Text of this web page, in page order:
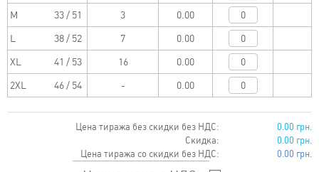
M 33 / 51 0.00
L 38 / 52 0.00
XL 41 / 53 0.00
2XL 46 / 54 0.00
Цена тиража без скидки без НДС:
0.00 грн.
Скидка:
0.00 грн.
Цена тиража со скидки без НДС:
0.00 грн.